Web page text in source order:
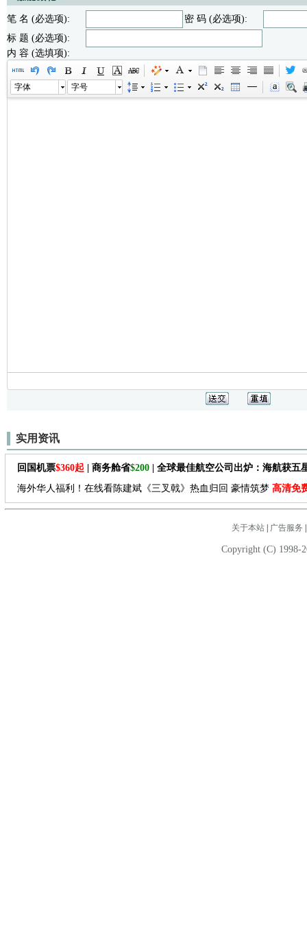
笔 名 (必选项):
密 码 (必选项):
标 题 (必选项):
内 容 (选填项):
字体 字号
实用资讯
回国机票$360起 | 商务舱省$200 | 全球最佳航空公司出炉：海航获五
海外华人福利！在线看陈建斌《三叉戟》热血归回 豪情筑梦 高清免
关于本站| 广告服务
Copyright (C) 1998-